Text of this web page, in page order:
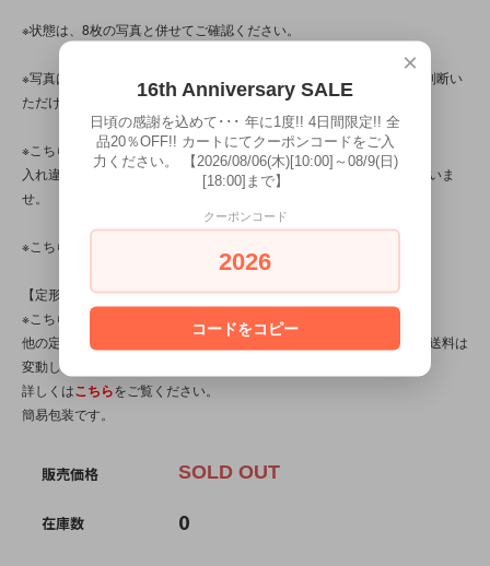
※状態は、8枚の写真と併せてご確認ください。
※写真は、光の当たり方によって見え方が変わるため、トータル的に判断い
ただけると幸いです。
※こちらの商品は店頭でも販売しています。
入れ違いで完売してしまう場合がございます。その際はご容赦くださいま
せ。
※こちらの商品は、中古・ヴィンテージ品です。
【定形外対応商品】
※こちらの商品は【サイズ規格外・(7)～100gまで】です。
他の定形外対応商品と複数購入される場合は、サイズや重量によって送料は
変動します。送料は【最終注文確認書】で確定します。
詳しくはこちらをご覧ください。
簡易包装です。
販売価格 SOLD OUT
在庫数 0
×
16th Anniversary SALE
日頃の感謝を込めて･･･ 年に1度!! 4日間限定!! 全
品20％OFF!! カートにてクーポンコードをご入
力ください。 【2026/08/06(木)[10:00]～08/9(日)
[18:00]まで】
クーポンコード
2026
コードをコピー